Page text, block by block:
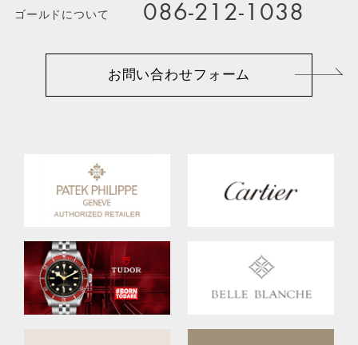
ゴールドについて 086-212-1038
お問い合わせフォーム